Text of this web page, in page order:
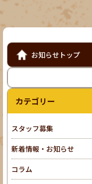
お知らせトップ
カテゴリー
スタッフ募集
新着情報・お知らせ
コラム